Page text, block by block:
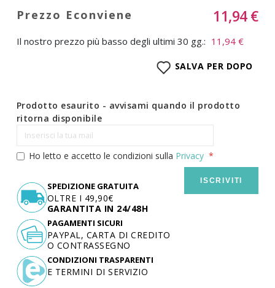
11,94 €
Il nostro prezzo più basso degli ultimi 30 gg.: 11,94 €
SALVA PER DOPO
Prodotto esaurito - avvisami quando il prodotto
ritorna disponibile
Ho letto e accetto le condizioni sulla Privacy
ISCRIVITI
SPEDIZIONE GRATUITA
OLTRE I 49,90€
GARANTITA IN 24/48H
PAGAMENTI SICURI
PAYPAL, CARTA DI CREDITO
O CONTRASSEGNO
CONDIZIONI TRASPARENTI
E TERMINI DI SERVIZIO